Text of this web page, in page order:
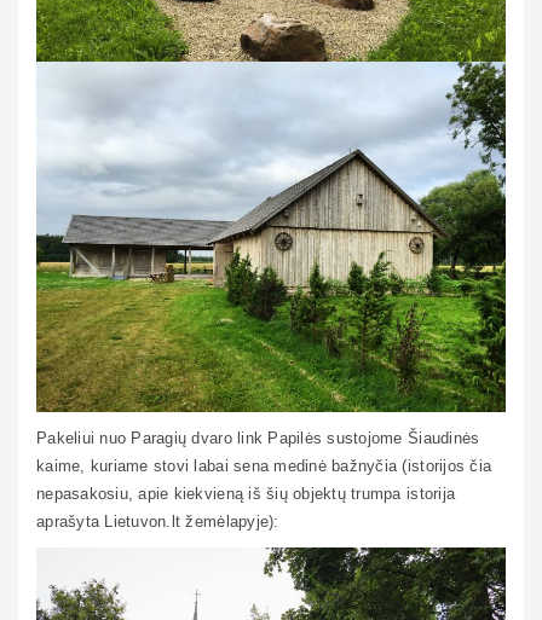
Pakeliui nuo Paragių dvaro link Papilės sustojome Šiaudinės
kaime, kuriame stovi labai sena medinė bažnyčia (istorijos čia
nepasakosiu, apie kiekvieną iš šių objektų trumpa istorija
aprašyta Lietuvon.lt žemėlapyje):